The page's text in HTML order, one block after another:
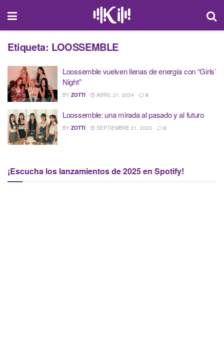
Etiqueta: LOOSSEMBLE
Loossemble vuelven llenas de energía con “Girls’
Night”
BY ZOTTI ABRIL 21, 2024 0
Loossemble: una mirada al pasado y al futuro
BY ZOTTI SEPTIEMBRE 21, 2023 0
¡Escucha los lanzamientos de 2025 en Spotify!